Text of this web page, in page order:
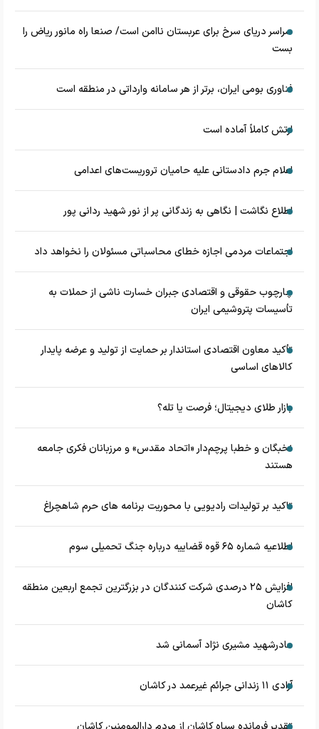
سراسر دریای سرخ برای عربستان ناامن است/ صنعا راه مانور ریاض را
بست
فناوری بومی ایران، برتر از هر سامانه وارداتی در منطقه است
ارتش کاملاً آماده است
اعلام جرم دادستانی علیه حامیان تروریست‌های اعدامی
اطلاع نگاشت | نگاهی به زندگانی پر از نور شهید ردانی پور
اجتماعات مردمی اجازه خطای محاسباتی مسئولان را نخواهد داد
چارچوب حقوقی و اقتصادی جبران خسارت ناشی از حملات به
تأسیسات پتروشیمی ایران
تأکید معاون اقتصادی استاندار بر حمایت از تولید و عرضه پایدار
کالاهای اساسی
بازار طلای دیجیتال؛ فرصت یا تله؟
نخبگان و خطبا پرچم‌دار «اتحاد مقدس» و مرزبانان فکری جامعه
هستند
تاکید بر تولیدات رادیویی با محوریت برنامه های حرم شاهچراغ
اطلاعیه شماره ۶۵ قوه قضاییه درباره جنگ تحمیلی سوم
افزایش ۲۵ درصدی شرکت کنندگان در بزرگترین تجمع اربعین منطقه
کاشان
مادرشهید مشیری نژاد آسمانی شد
آزادی ۱۱ زندانی جرائم غیرعمد در کاشان